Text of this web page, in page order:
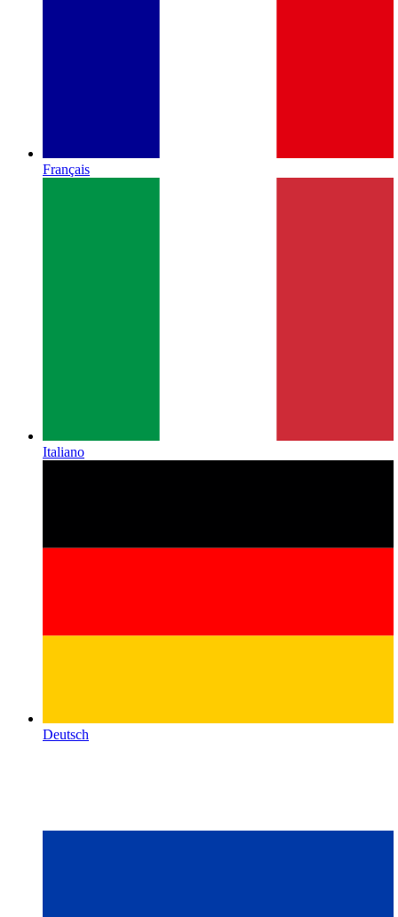
Français
Italiano
Deutsch